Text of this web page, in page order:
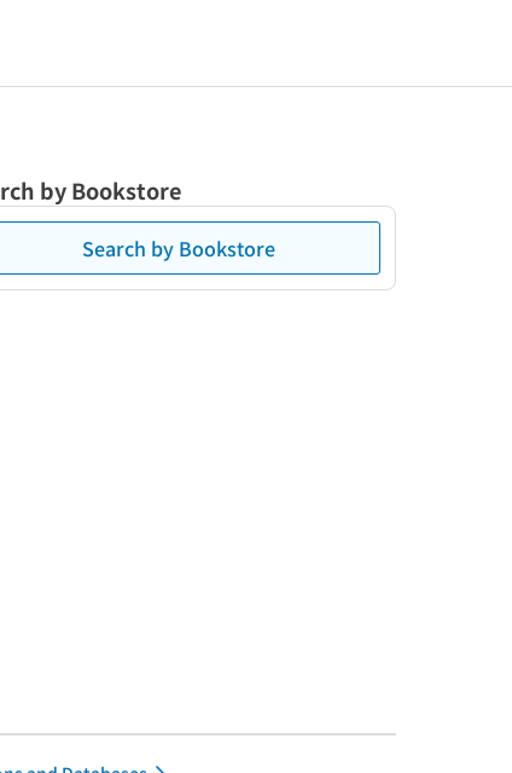
by Bookstore
Search by Bookstore